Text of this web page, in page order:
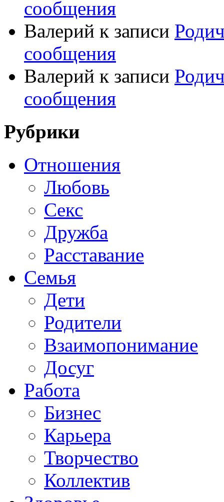
сообщения
Валерий к записи
сообщения
Валерий к записи
сообщения
Рубрики
Отношения
Любовь
Секс
Дружба
Расставание
Семья
Дети
Родители
Взаимопонимание
Досуг
Работа
Бизнес
Карьера
Творчество
Коллектив